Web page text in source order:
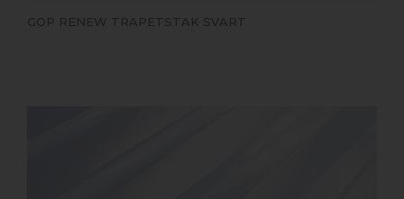
GOP RENEW TRAPETSTAK SVART